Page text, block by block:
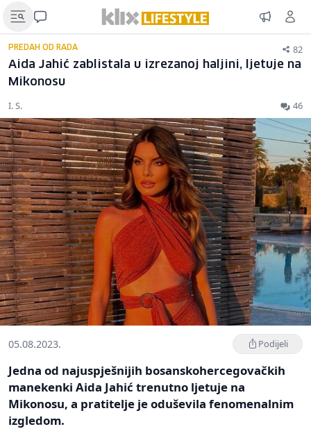
PREDAH OD RADA 82
Aida Jahić zablistala u izrezanoj haljini, ljetuje na
Mikonosu
I. S. 46
05.08.2023. Podijeli
Jedna od najuspješnijih bosanskohercegovačkih
manekenki Aida Jahić trenutno ljetuje na
Mikonosu, a pratitelje je oduševila fenomenalnim
izgledom.